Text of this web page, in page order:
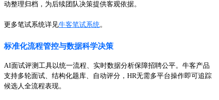
动整理归档，为后续团队决策提供客观依据。
更多笔试系统详见牛客笔试系统。
标准化流程管控与数据科学决策
AI面试评测工具以统一流程、实时数据分析保障招聘公平。牛客产品
支持多轮面试、结构化题库、自动评分，HR无需多平台操作即可追踪
候选人全流程表现。